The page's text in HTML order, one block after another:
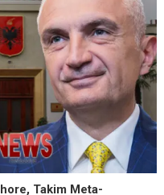
Takim Meta-